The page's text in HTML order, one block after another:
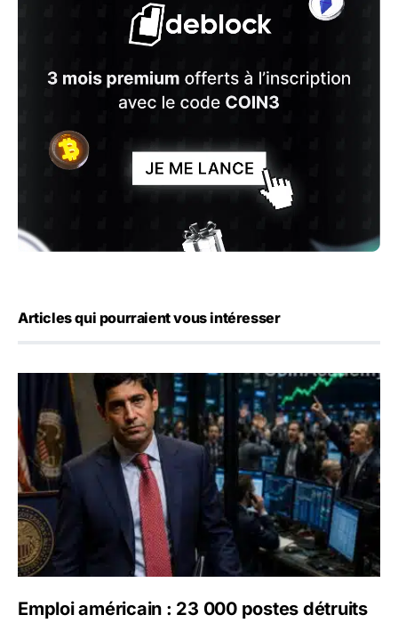
Articles qui pourraient vous intéresser
Emploi américain : 23 000 postes détruits en juillet, les
Emploi américain : 23 000 postes détruits